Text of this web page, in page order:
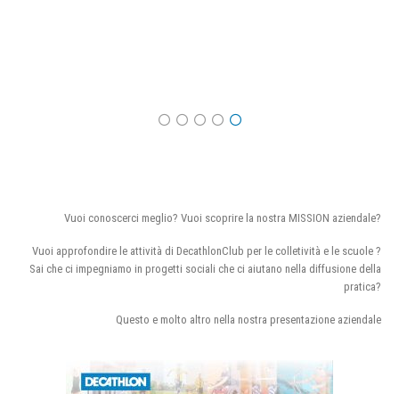
Vuoi conoscerci meglio? Vuoi scoprire la nostra MISSION aziendale?
Vuoi approfondire le attività di DecathlonClub per le colletività e le scuole ?
Sai che ci impegniamo in progetti sociali che ci aiutano nella diffusione della
pratica?
Questo e molto altro nella nostra presentazione aziendale